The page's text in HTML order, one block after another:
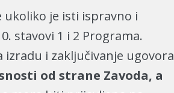
ukoliko je isti ispravno i
stavovi 1 i 2 Programa.
izradu i zaključivanje ugovora
od strane Zavoda, a